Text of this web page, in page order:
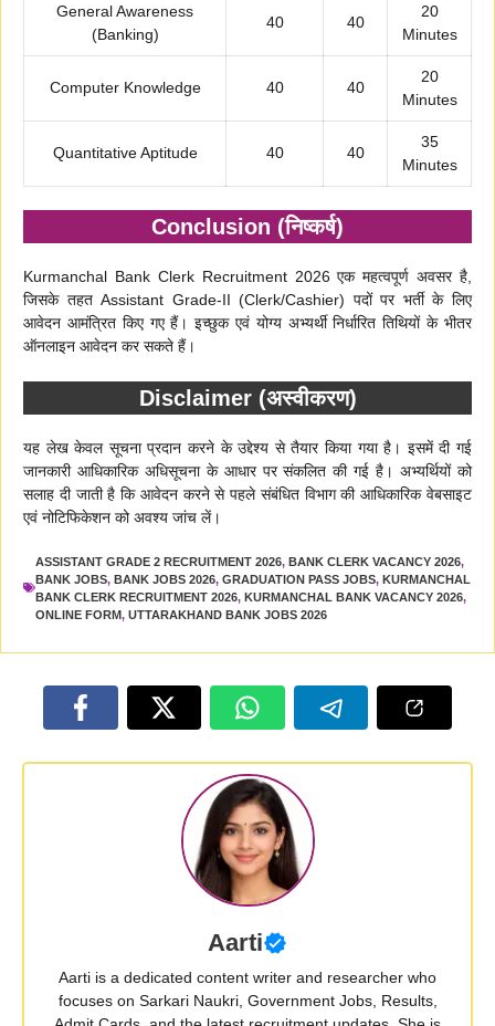
General Awareness
(Banking)
40 40
20
Minutes
Computer Knowledge 40 40
20
Minutes
Quantitative Aptitude 40 40
35
Minutes
Conclusion (निष्कर्ष)
Kurmanchal Bank Clerk Recruitment 2026 एक महत्वपूर्ण अवसर है,
जिसके तहत Assistant Grade-II (Clerk/Cashier) पदों पर भर्ती के लिए
आवेदन आमंत्रित किए गए हैं। इच्छुक एवं योग्य अभ्यर्थी निर्धारित तिथियों के भीतर
ऑनलाइन आवेदन कर सकते हैं।
Disclaimer (अस्वीकरण)
यह लेख केवल सूचना प्रदान करने के उद्देश्य से तैयार किया गया है। इसमें दी गई
जानकारी आधिकारिक अधिसूचना के आधार पर संकलित की गई है। अभ्यर्थियों को
सलाह दी जाती है कि आवेदन करने से पहले संबंधित विभाग की आधिकारिक वेबसाइट
एवं नोटिफिकेशन को अवश्य जांच लें।
ASSISTANT GRADE 2 RECRUITMENT 2026, BANK CLERK VACANCY 2026,
BANK JOBS, BANK JOBS 2026, GRADUATION PASS JOBS, KURMANCHAL
BANK CLERK RECRUITMENT 2026, KURMANCHAL BANK VACANCY 2026,
ONLINE FORM, UTTARAKHAND BANK JOBS 2026
Aarti
Aarti is a dedicated content writer and researcher who
focuses on Sarkari Naukri, Government Jobs, Results,